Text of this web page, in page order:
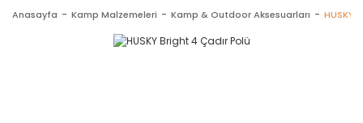
Anasayfa Kamp Malzemeleri Kamp & Outdoor Aksesuarları HUSKY